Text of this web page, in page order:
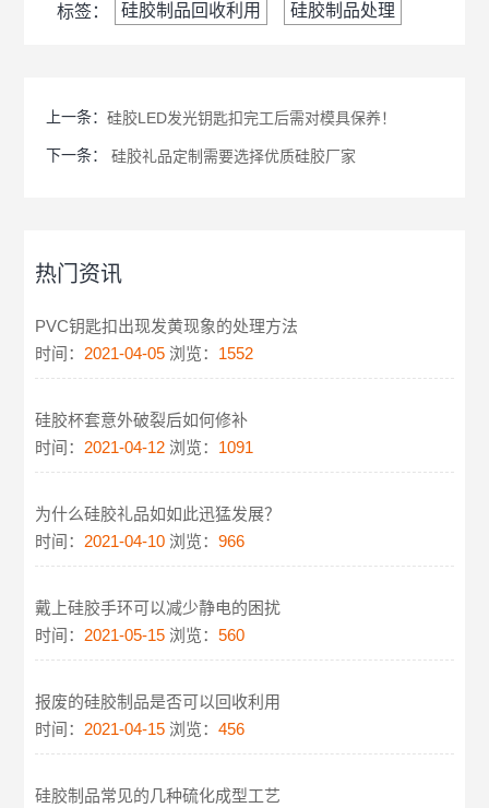
标签： 硅胶制品回收利用 硅胶制品处理
上一条：硅胶LED发光钥匙扣完工后需对模具保养！
下一条：硅胶礼品定制需要选择优质硅胶厂家
热门资讯
PVC钥匙扣出现发黄现象的处理方法
时间： 2021-04-05 浏览： 1552
硅胶杯套意外破裂后如何修补
时间： 2021-04-12 浏览： 1091
为什么硅胶礼品如如此迅猛发展？
时间： 2021-04-10 浏览：966
戴上硅胶手环可以减少静电的困扰
时间： 2021-05-15 浏览：560
报废的硅胶制品是否可以回收利用
时间： 2021-04-15 浏览：456
硅胶制品常见的几种硫化成型工艺